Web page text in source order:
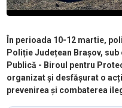
În perioada 10-12 martie,
Poliție Județean Brașov,
Publică - Biroul pentru
organizat și desfășurat o
prevenirea și combaterea